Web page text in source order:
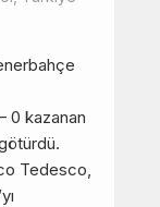
0 kazanan
Tedesco,